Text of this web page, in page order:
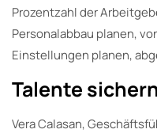
Prozentzahl der
Personalabbau planen,
Einstellungen planen,
Talente
Vera Calasan,